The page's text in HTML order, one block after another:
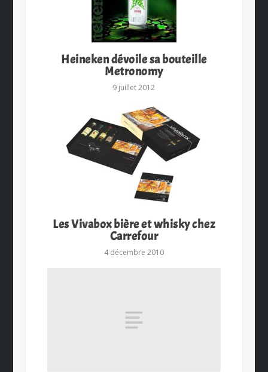
Heineken dévoile sa bouteille
Metronomy
9 juillet 2012
Les Vivabox bière et whisky chez
Carrefour
4 décembre 2010